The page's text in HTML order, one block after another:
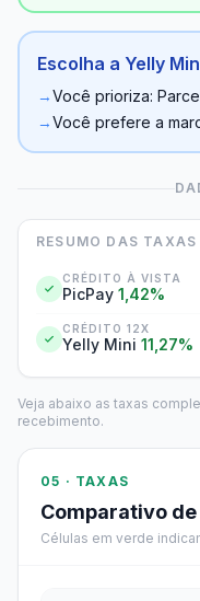
Escolha a Yelly
→Você prioriza:
→Você prefere a
RESUMO DAS TAXAS
CRÉDITO À VISTA
PicPay 1,42%
CRÉDITO 12X
Yelly Mini 11,27%
Veja abaixo as taxas
recebimento.
05 · TAXAS
Comparativo
Células em verde